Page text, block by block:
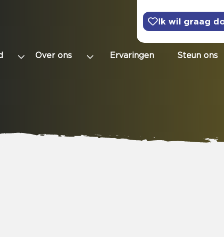
Ik wil graag
Over ons Ervaringen Steun ons